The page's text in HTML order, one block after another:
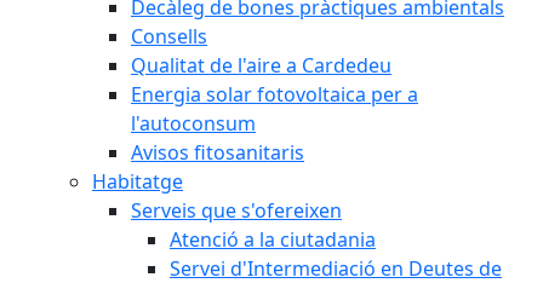
Decàleg de bones pràctiques ambientals
Consells
Qualitat de l'aire a Cardedeu
Energia solar fotovoltaica per a
l'autoconsum
Avisos fitosanitaris
Habitatge
Serveis que s'ofereixen
Atenció a la ciutadania
Servei d'Intermediació en Deutes de